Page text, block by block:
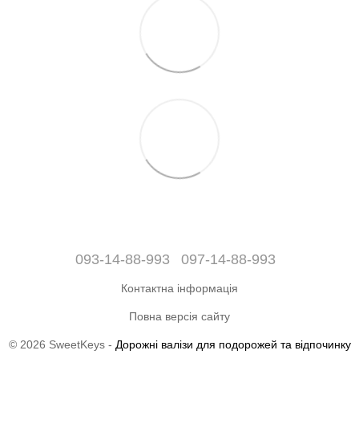
093-14-88-993 097-14-88-993
Контактна інформація
Повна версія сайту
© 2026 SweetKeys - Дорожні валізи для подорожей та відпочинку